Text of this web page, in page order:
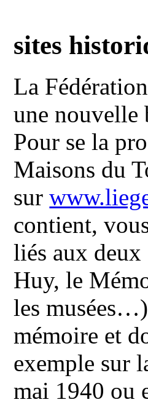
sites
La
une nouvelle
Pour se la
Maisons du
sur
contient,
liés aux
Huy, le
les
mémoire et
exemple sur
mai 1940 ou